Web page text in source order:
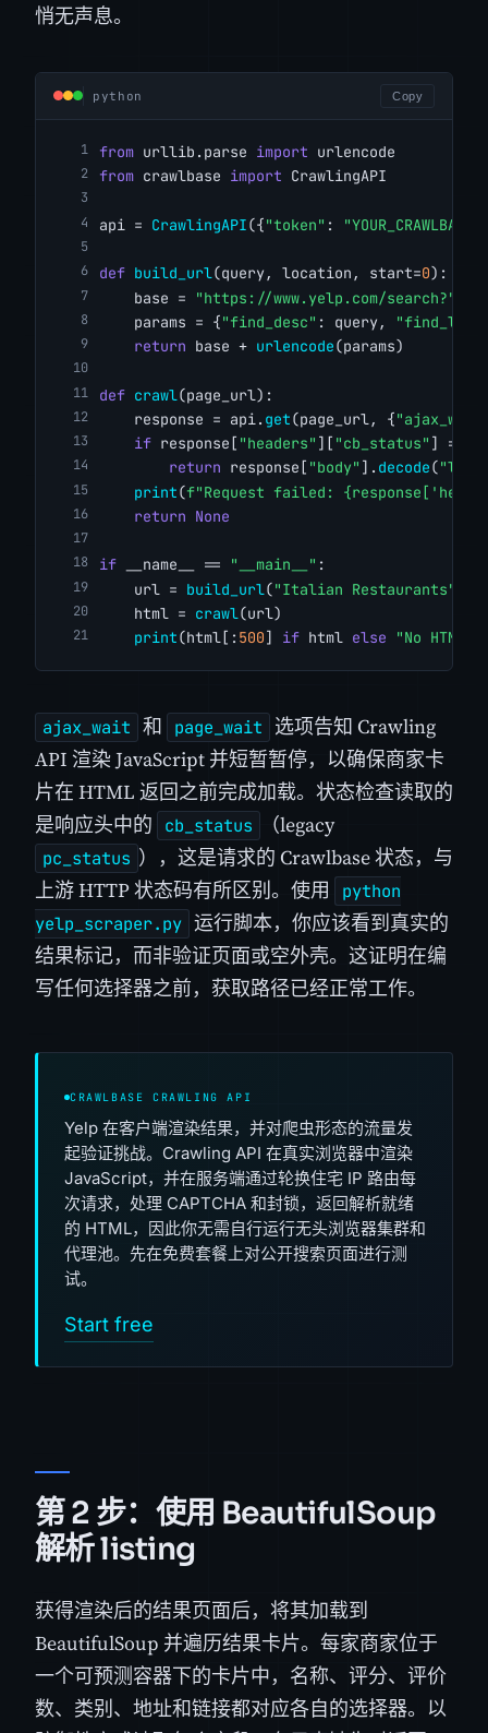
悄无声息。
python Copy
from urllib.parse import urlencode
from crawlbase import CrawlingAPI
api = CrawlingAPI({"token" :
def build_url(query, location, start=0):
    base =
"https://www.yelp.com/search?"
    params = {
"find_desc" : query, "find_loc"
return base + urlencode(params)
def crawl(page_url):
    response = api.
get(page_url, {
if response[ "headers" ][ "cb_status" ] ==
return response[ "body" ]. decode(
print(f"Request failed:
return None
if __name__ == "__main__" :
    url =
build_url("Italian Restaurants"
    html =
crawl(url)
print(html[:500] if html else "No HTML
ajax_wait 和 page_wait
选项告知 Crawling
API 渲染 JavaScript 并短暂暂停，以确保商家卡
片在 HTML 返回之前完成加载。状态检查读取的
是响应头中的
cb_status （legacy
pc_status ），这是请求的 Crawlbase 状态，与
上游 HTTP 状态码有所区别。使用
python
yelp_scraper.py 运行脚本，你应该看到真实的
结果标记，而非验证页面或空外壳。这证明在编
写任何选择器之前，获取路径已经正常工作。
CRAWLBASE CRAWLING API
Yelp 在客户端渲染结果，并对爬虫形态的流量发
起验证挑战。Crawling API 在真实浏览器中渲染
JavaScript，并在服务端通过轮换住宅 IP 路由每
次请求，处理 CAPTCHA 和封锁，返回解析就绪
的 HTML，因此你无需自行运行无头浏览器集群和
代理池。先在免费套餐上对公开搜索页面进行测
试。
Start free
第 2 步：使用 BeautifulSoup
解析 listing
获得渲染后的结果页面后，将其加载到
BeautifulSoup 并遍历结果卡片。每家商家位于
一个可预测容器下的卡片中，名称、评分、评价
数、类别、地址和链接都对应各自的选择器。以